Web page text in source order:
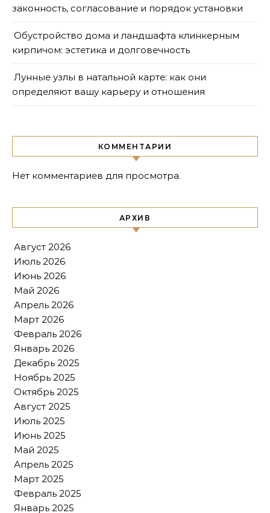
законность, согласование и порядок установки
Обустройство дома и ландшафта клинкерным
кирпичом: эстетика и долговечность
Лунные узлы в натальной карте: как они
определяют вашу карьеру и отношения
КОММЕНТАРИИ
Нет комментариев для просмотра.
АРХИВ
Август 2026
Июль 2026
Июнь 2026
Май 2026
Апрель 2026
Март 2026
Февраль 2026
Январь 2026
Декабрь 2025
Ноябрь 2025
Октябрь 2025
Август 2025
Июль 2025
Июнь 2025
Май 2025
Апрель 2025
Март 2025
Февраль 2025
Январь 2025